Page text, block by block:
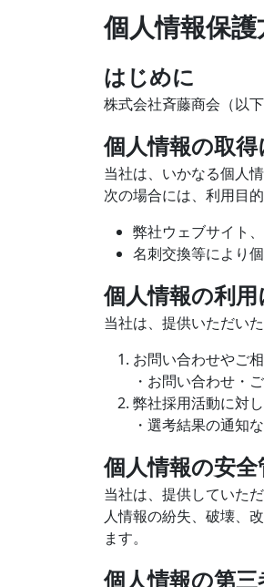
個人情報保護
はじめに
株式会社斉藤商会（以
個人情報の取
当社は、いかなる個人
次の場合には、利用目
弊社ウェブサイト
名刺交換等により
個人情報の利
当社は、提供いただい
お問い合わせやご
・お問い合わせ・
弊社採用活動に対
・選考結果の通知
個人情報の安
当社は、提供していた
人情報の紛失、破壊、
ます。
個人情報の第